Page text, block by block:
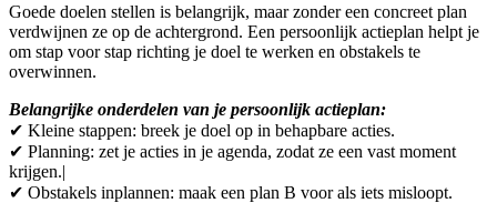
Goede doelen stellen is belangrijk, maar zonder een concreet plan
verdwijnen ze op de achtergrond. Een persoonlijk actieplan helpt je
om stap voor stap richting je doel te werken en obstakels te
overwinnen.
Belangrijke onderdelen van je persoonlijk actieplan:
✔︎ Kleine stappen: breek je doel op in behapbare acties.
✔︎ Planning: zet je acties in je agenda, zodat ze een vast moment
krijgen.|
✔︎ Obstakels inplannen: maak een plan B voor als iets misloopt.